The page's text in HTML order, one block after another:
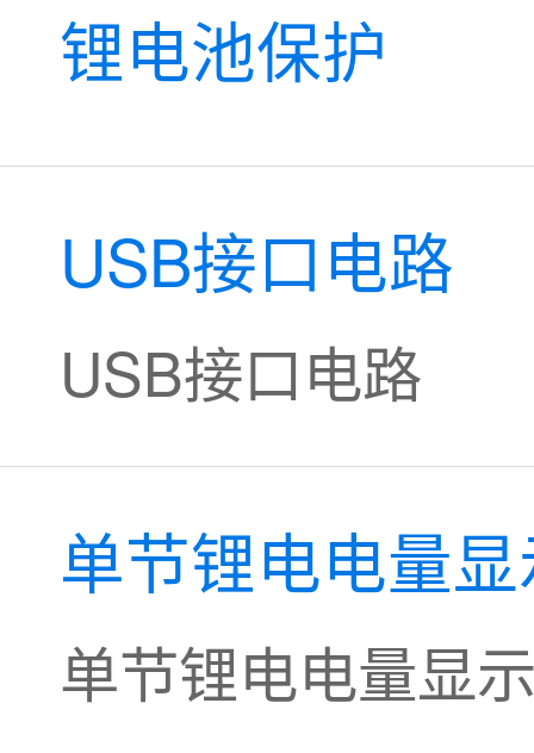
锂电池保护
USB接口电路
USB接口电路
单节锂电电量
单节锂电电量显